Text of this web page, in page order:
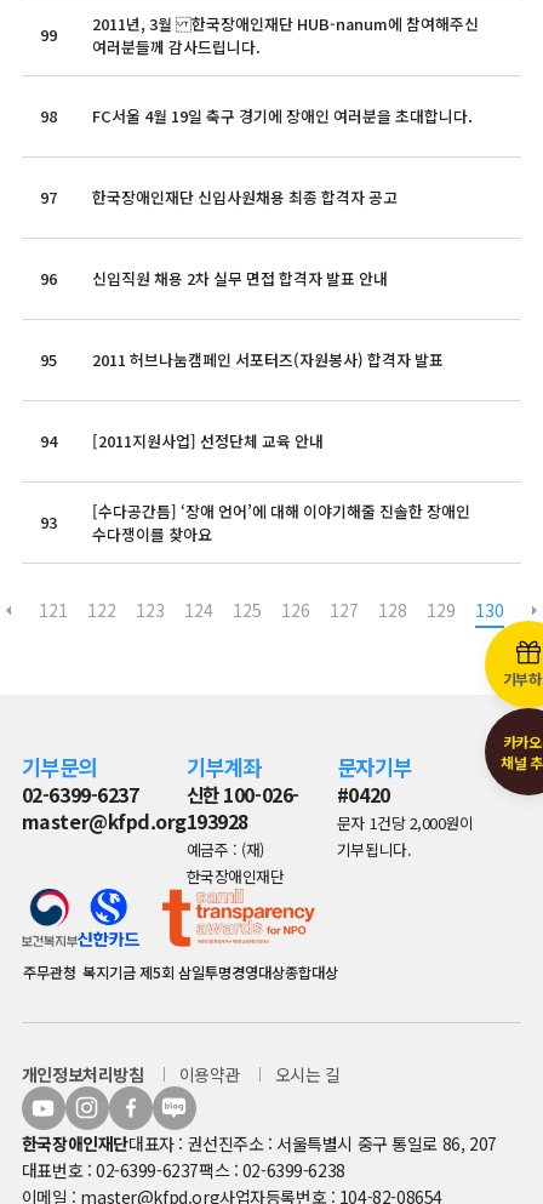
99
2011년, 3월 한국장애인재단 HUB-nanum에 참여해주신
여러분들께 감사드립니다.
98 FC서울 4월 19일 축구 경기에 장애인 여러분을 초대합니다.
97 한국장애인재단 신입사원채용 최종 합격자 공고
96 신입직원 채용 2차 실무 면접 합격자 발표 안내
95 2011 허브나눔캠페인 서포터즈(자원봉사) 합격자 발표
94 [2011지원사업] 선정단체 교육 안내
93
[수다공간틈] ‘장애 언어’에 대해 이야기해줄 진솔한 장애인
수다쟁이를 찾아요
121 122 123 124 125 126 127 128 129 130
기부
카카
채널
기부문의
02-6399-6237
master@kfpd.org
기부계좌
신한 100-026-
193928
예금주 : (재)
한국장애인재단
문자기부
#0420
문자 1건당 2,000원이
기부됩니다.
주무관청 복지기금제5회 삼일투명경영대상종합대상
개인정보처리방침 이용약관 오시는 길
한국장애인재단대표자 : 권선진주소 : 서울특별시 중구 통일로 86, 207
대표번호 : 02-6399-6237팩스 : 02-6399-6238
이메일 : master@kfpd.org사업자등록번호 : 104-82-08654